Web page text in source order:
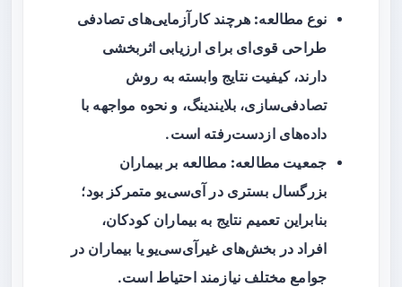
نوع مطالعه: هرچند کارآزمایی‌های تصادفی
طراحی قوی‌ای برای ارزیابی اثربخشی
دارند، کیفیت نتایج وابسته به روش
تصادفی‌سازی، بلایندینگ، و نحوه مواجهه با
داده‌های از‌دست‌رفته است.
جمعیت مطالعه: مطالعه بر بیماران
بزرگسال بستری در آی‌سی‌یو متمرکز بود؛
بنابراین تعمیم نتایج به بیماران کودکان،
افراد در بخش‌های غیرآی‌سی‌یو یا بیماران در
جوامع مختلف نیازمند احتیاط است.